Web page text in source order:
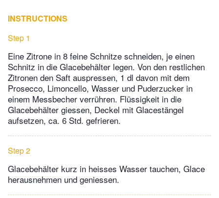
INSTRUCTIONS
Step 1
Eine Zitrone in 8 feine Schnitze schneiden, je einen
Schnitz in die Glacebehälter legen. Von den restlichen
Zitronen den Saft auspressen, 1 dl davon mit dem
Prosecco, Limoncello, Wasser und Puderzucker in
einem Messbecher verrühren. Flüssigkeit in die
Glacebehälter giessen, Deckel mit Glacestängel
aufsetzen, ca. 6 Std. gefrieren.
Step 2
Glacebehälter kurz in heisses Wasser tauchen, Glace
herausnehmen und geniessen.